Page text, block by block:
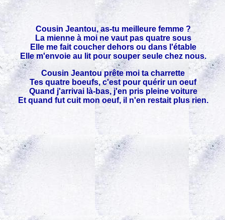
Cousin Jeantou, as-tu meilleure femme ?
La mienne à moi ne vaut pas quatre sous
Elle me fait coucher dehors ou dans l'étable
Elle m'envoie au lit pour souper seule chez nous.
Cousin Jeantou prête moi ta charrette
Tes quatre boeufs, c'est pour quérir un oeuf
Quand j'arrivai là-bas, j'en pris pleine voiture
Et quand fut cuit mon oeuf, il n'en restait plus rien.